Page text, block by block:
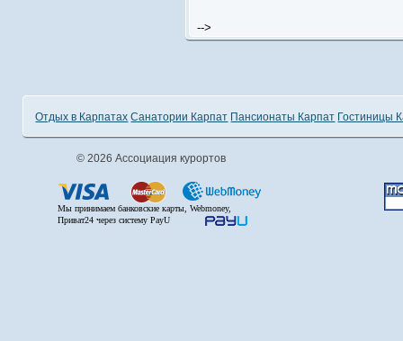
-->
Отдых в Карпатах Санатории Карпат Пансионаты Карпат Гостиницы
© 2026 Ассоциация курортов
Мы принимаем банковские карты, Webmoney,
Приват24 через систему PayU